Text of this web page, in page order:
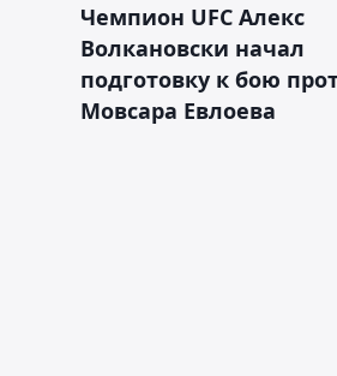
Чемпион UFC Алекс
Волкановски начал
подготовку к бою
Мовсара Евлоева